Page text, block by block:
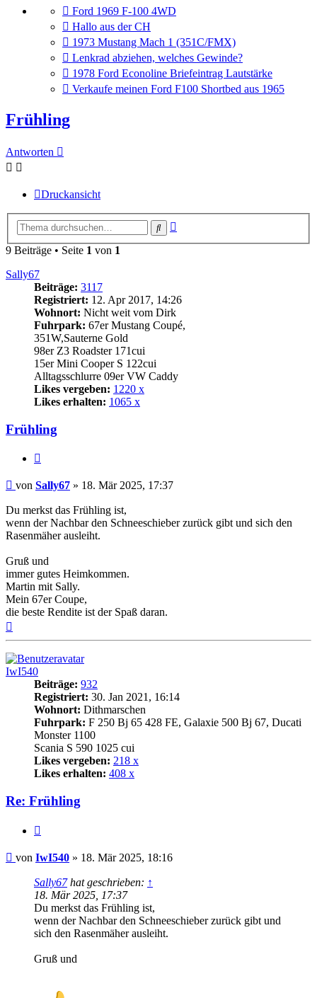
Gehe
zum
letzten
Beitrag
Ford 1969 F-100 4WD
Gehe
zum
letzten
Beitrag
Hallo aus der CH
Gehe
zum
letzten
Beitrag
1973 Mustang Mach 1 (351C/FMX)
Gehe
zum
letzten
Beitrag
Lenkrad abziehen, welches Gewinde?
Gehe
zum
letzten
1978 Ford Econoline Briefeintrag Lautstärke
Gehe
Beitrag
Verkaufe meinen Ford F100 Shortbed aus 1965
Frühling
Antworten
Druckansicht
Suche
9 Beiträge • Seite 1 von 1
Sally67
Beiträge: 3117
Registriert: 12. Apr 2017, 14:26
Wohnort: Nicht weit vom Dirk
Fuhrpark: 67er Mustang Coupé,
351W,Sauterne Gold
98er Z3 Roadster 171cui
15er Mini Cooper S 122cui
Alltagsschlurre 09er VW Caddy
Likes vergeben: 1220 x
Likes erhalten: 1065 x
Frühling
Beitrag
von Sally67 » 18. Mär 2025, 17:37
Du merkst das Frühling ist,
wenn der Nachbar den Schneeschieber zurück gibt und sich den
Rasenmäher ausleiht.
Gruß und
immer gutes Heimkommen.
Martin mit Sally.
Mein 67er Coupe,
die beste Rendite ist der Spaß daran.
IwI540
Beiträge: 932
Registriert: 30. Jan 2021, 16:14
Wohnort: Dithmarschen
Fuhrpark: F 250 Bj 65 428 FE, Galaxie 500 Bj 67, Ducati
Monster 1100
Scania S 590 1025 cui
Likes vergeben: 218 x
Likes erhalten: 408 x
Re: Frühling
Beitrag
von IwI540 » 18. Mär 2025, 18:16
Sally67hat geschrieben: ↑
18. Mär 2025, 17:37
Du merkst das Frühling ist,
wenn der Nachbar den Schneeschieber zurück gibt und
sich den Rasenmäher ausleiht.
Gruß und